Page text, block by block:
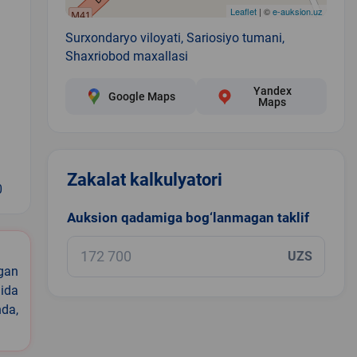
Leaflet| ©e-auksion.uz
Surxondaryo viloyati, Sariosiyo tumani,
Shaxriobod maxallasi
Google Maps
Yandex
Maps
Zakalat kalkulyatori
Auksion qadamiga bog‘lanmagan taklif
UZS